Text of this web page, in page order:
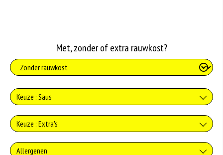
Met, zonder of extra rauwkost?
Keuze : Saus
+0.00
Keuze : Extra's
Allergenen